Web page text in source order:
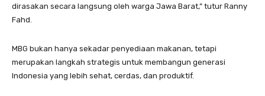
dirasakan secara langsung oleh warga Jawa Barat,” tutur Ranny
Fahd.
MBG bukan hanya sekadar penyediaan makanan, tetapi
merupakan langkah strategis untuk membangun generasi
Indonesia yang lebih sehat, cerdas, dan produktif.